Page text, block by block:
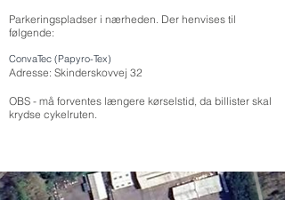
Parkeringspladser i nærheden. Der henvises til
følgende:
ConvaTec (Papyro-Tex)
Adresse: Skinderskovvej 32
OBS - må forventes længere kørselstid, da billister skal
krydse cykelruten.